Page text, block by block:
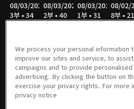
08/03/2026
3부 • 34
08/03/2026
2부 • 40
08/03/2026
1부 • 31
08/02/
8부 • 21
08/02/2026
5부 • 49
분
08/02/2026
4부 • 47
분
08/02/2026
3부 • 36
분
08/02/
2부 • 43
분
We process your personal information
improve our sites and service, to
campaigns and to provide
advertising. By clicking the button on
exercise your privacy rights. For more
privacy notice